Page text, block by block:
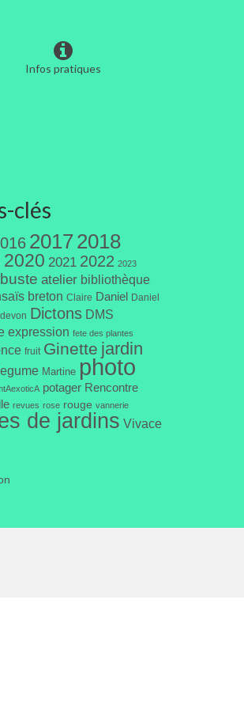
Infos pratiques
clés
20172018
2020 2021 2022 2023
atelier bibliothèque
breton Claire Daniel
Daniel
devon Dictons DMS
expression fete des plantes
fruit Ginette jardin
legume Martine photo
potager Rencontre
revues rose rouge vannerie
de jardins Vivace